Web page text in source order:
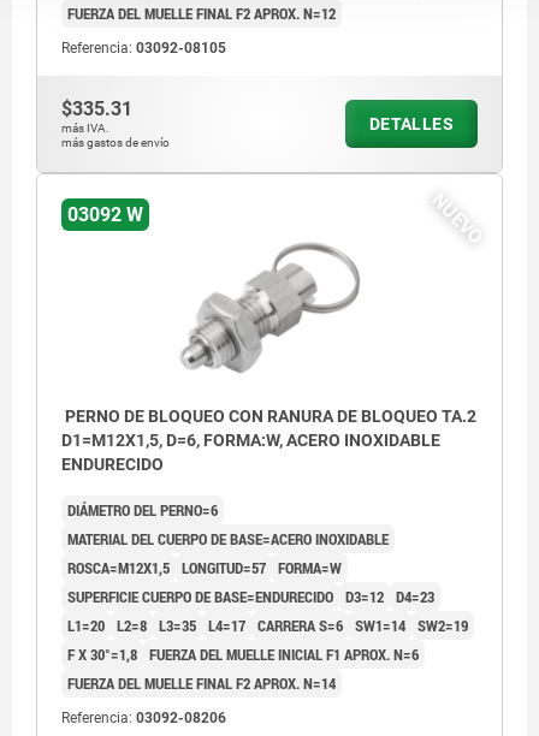
FUERZA DEL MUELLE FINAL F2 APROX. N=12
Referencia: 03092-08105
$335.31
más IVA.
más gastos de envío
DETALLES
NUEVO
03092 W
PERNO DE BLOQUEO CON RANURA DE BLOQUEO TA.2
D1=M12X1,5, D=6, FORMA:W, ACERO INOXIDABLE
ENDURECIDO
DIÁMETRO DEL PERNO=6
MATERIAL DEL CUERPO DE BASE=ACERO INOXIDABLE
ROSCA=M12X1,5 LONGITUD=57 FORMA=W
SUPERFICIE CUERPO DE BASE=ENDURECIDO D3=12 D4=23
L1=20 L2=8 L3=35 L4=17 CARRERA S=6 SW1=14 SW2=19
F X 30°=1,8 FUERZA DEL MUELLE INICIAL F1 APROX. N=6
FUERZA DEL MUELLE FINAL F2 APROX. N=14
Referencia: 03092-08206